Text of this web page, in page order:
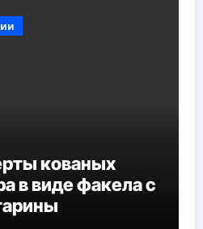
кованых
в виде факела с